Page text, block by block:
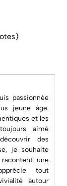
passionnée
jeune âge.
et les
aimé
des
, je souhaite
une
tout
autour